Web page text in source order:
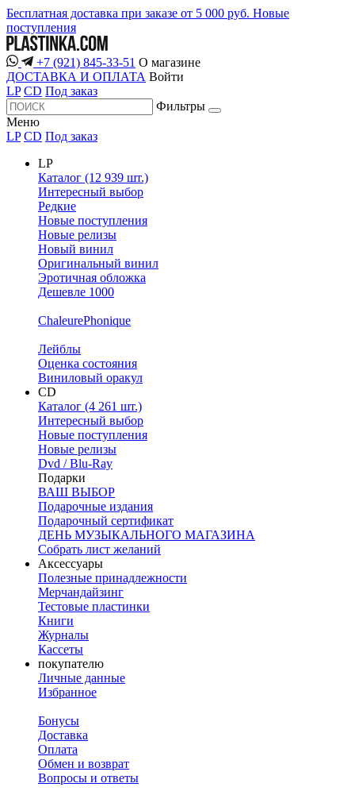
Бесплатная доставка при заказе от 5 000 руб. Новые
поступления
+7 (921) 845-33-51 О магазине
ДОСТАВКА И ОПЛАТА Войти
LP CD Под заказ
Фильтры
Меню
LP CD Под заказ
LP
Каталог (12 939 шт.)
Интересный выбор
Редкие
Новые поступления
Новые релизы
Новый винил
Оригинальный винил
Эротичная обложка
Дешевле 1000
ChaleurePhonique
Лейблы
Оценка состояния
Виниловый оракул
CD
Каталог (4 261 шт.)
Интересный выбор
Новые поступления
Новые релизы
Dvd / Blu-Ray
Подарки
ВАШ ВЫБОР
Подарочные издания
Подарочный сертификат
ДЕНЬ МУЗЫКАЛЬНОГО МАГАЗИНА
Собрать лист желаний
Аксессуары
Полезные принадлежности
Мерчандайзинг
Тестовые пластинки
Книги
Журналы
Кассеты
покупателю
Личные данные
Избранное
Бонусы
Доставка
Оплата
Обмен и возврат
Вопросы и ответы